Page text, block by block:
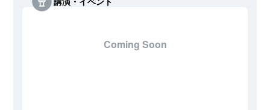
Coming Soon